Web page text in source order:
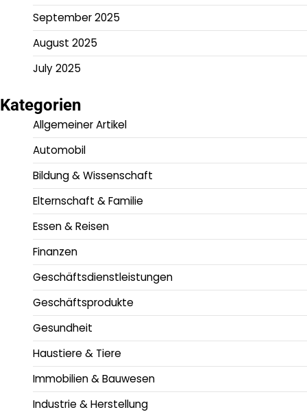
September 2025
August 2025
July 2025
Kategorien
Allgemeiner Artikel
Automobil
Bildung & Wissenschaft
Elternschaft & Familie
Essen & Reisen
Finanzen
Geschäftsdienstleistungen
Geschäftsprodukte
Gesundheit
Haustiere & Tiere
Immobilien & Bauwesen
Industrie & Herstellung